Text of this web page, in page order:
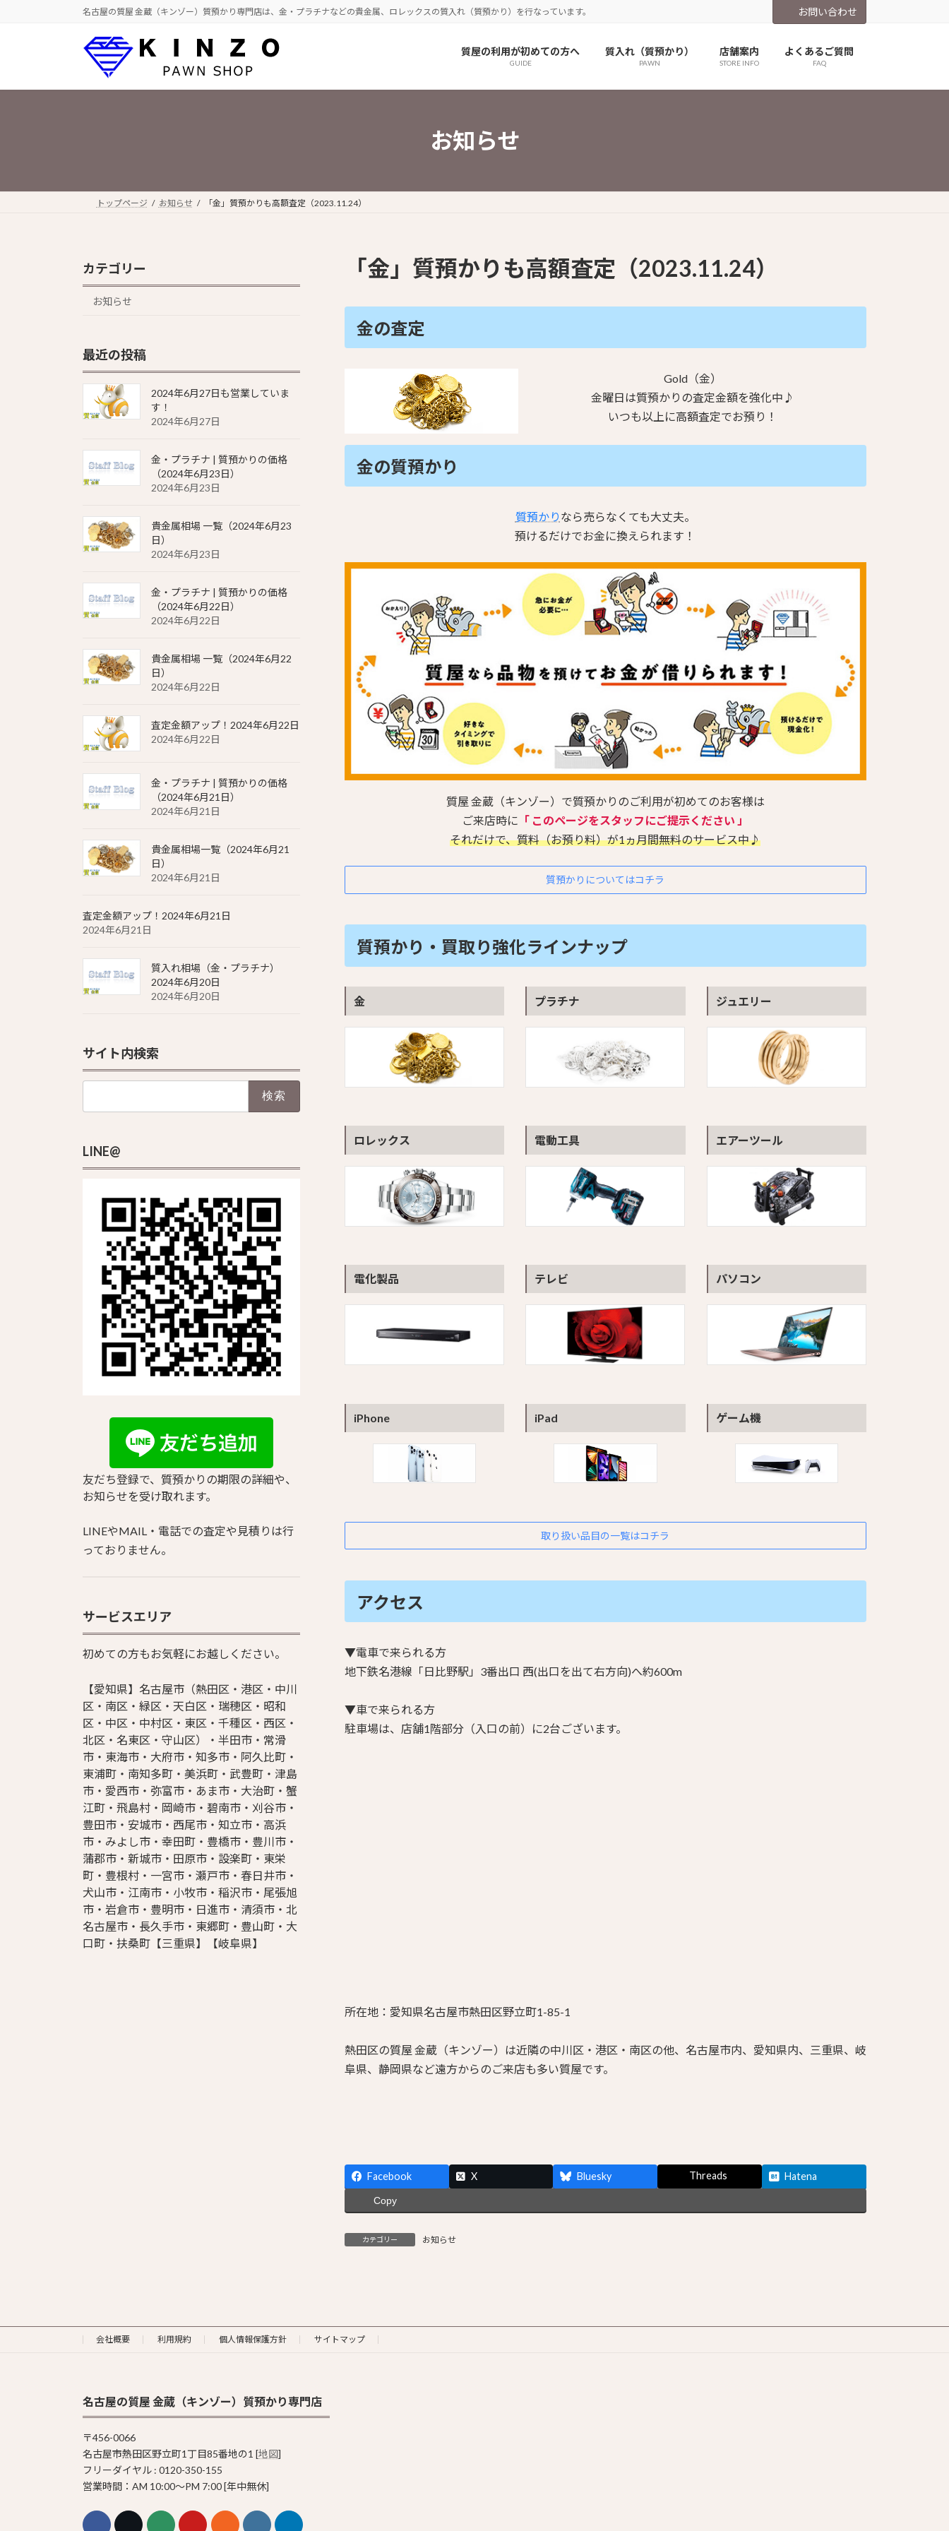
へ
ョ
名古屋の質屋 金蔵（キンゾー）質預かり専門店は、金・プラチナなどの貴金属、ロレックスの質入れ（質預かり）を行なっています。 お問い合わせ
質屋の利用が初めての方へ
GUIDE
質入れ（質預かり）
PAWN
店舗案内
STORE INFO
よくあるご質問
FAQ
お知らせ
トップページ お知らせ 「金」質預かりも高額査定（2023.11.24）
「金」質預かりも高額査定（2023.11.24）
金の査定
Gold（金）
金曜日は質預かりの査定金額を強化中♪
いつも以上に高額査定でお預り！
金の質預かり
質預かり なら売らなくても大丈夫。
預けるだけでお金に換えられます！
質屋 金蔵（キンゾー）で質預かりのご利用が初めてのお客様は
ご来店時に 「 このページをスタッフにご提示ください 」
それだけで、質料（お預り料）が1ヵ月間無料のサービス中♪
質預かりについてはコチラ
質預かり・買取り強化ラインナップ
金 プラチナ ジュエリー
ロレックス 電動工具 エアーツール
電化製品 テレビ パソコン
iPhone iPad ゲーム機
取り扱い品目の一覧はコチラ
アクセス
▼電車で来られる方
地下鉄名港線「日比野駅」3番出口 西(出口を出て右方向)へ約600m
▼車で来られる方
駐車場は、店舗1階部分（入口の前）に2台ございます。
所在地：愛知県名古屋市熱田区野立町1-85-1
熱田区の質屋 金蔵（キンゾー）は近隣の中川区・港区・南区の他、名古屋市内、愛知県内、三重県、岐
阜県、静岡県など遠方からのご来店も多い質屋です。
Facebook X Bluesky Threads Hatena
Copy
カテゴリー お知らせ
カテゴリー
お知らせ
最近の投稿
2024年6月27日も営業していま
す！
2024年6月27日
金・プラチナ | 質預かりの価格
（2024年6月23日）
2024年6月23日
貴金属相場 一覧（2024年6月23
日）
2024年6月23日
金・プラチナ | 質預かりの価格
（2024年6月22日）
2024年6月22日
貴金属相場 一覧（2024年6月22
日）
2024年6月22日
査定金額アップ！2024年6月22日
2024年6月22日
金・プラチナ | 質預かりの価格
（2024年6月21日）
2024年6月21日
貴金属相場一覧（2024年6月21
日）
2024年6月21日
査定金額アップ！2024年6月21日
2024年6月21日
質入れ相場（金・プラチナ）
2024年6月20日
2024年6月20日
サイト内検索
LINE@
友だち登録で、質預かりの期限の詳細や、
お知らせを受け取れます。
LINEやMAIL・電話での査定や見積りは行
っておりません。
サービスエリア
初めての方もお気軽にお越しください。
【愛知県】名古屋市（熱田区・港区・中川
区・南区・緑区・天白区・瑞穂区・昭和
区・中区・中村区・東区・千種区・西区・
北区・名東区・守山区）・半田市・常滑
市・東海市・大府市・知多市・阿久比町・
東浦町・南知多町・美浜町・武豊町・津島
市・愛西市・弥富市・あま市・大治町・蟹
江町・飛島村・岡崎市・碧南市・刈谷市・
豊田市・安城市・西尾市・知立市・高浜
市・みよし市・幸田町・豊橋市・豊川市・
蒲郡市・新城市・田原市・設楽町・東栄
町・豊根村・一宮市・瀬戸市・春日井市・
犬山市・江南市・小牧市・稲沢市・尾張旭
市・岩倉市・豊明市・日進市・清須市・北
名古屋市・長久手市・東郷町・豊山町・大
口町・扶桑町【三重県】【岐阜県】
会社概要 利用規約 個人情報保護方針 サイトマップ
名古屋の質屋 金蔵（キンゾー）質預かり専門店
〒456-0066
名古屋市熱田区野立町1丁目85番地の1 [地図]
フリーダイヤル : 0120-350-155
営業時間：AM 10:00〜PM 7:00 [年中無休]